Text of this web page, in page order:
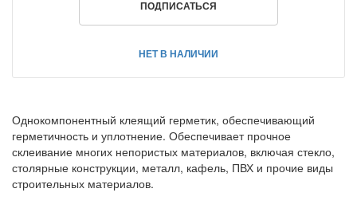
ПОДПИСАТЬСЯ
НЕТ В НАЛИЧИИ
Однокомпонентный клеящий герметик, обеспечивающий
герметичность и уплотнение. Обеспечивает прочное
склеивание многих непористых материалов, включая стекло,
столярные конструкции, металл, кафель, ПВХ и прочие виды
строительных материалов.